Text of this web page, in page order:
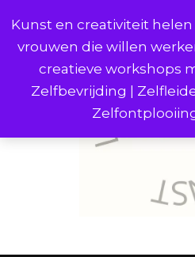
Kunst en creativiteit helen
vrouwen die willen
creatieve workshops
Zelfbevrijding |